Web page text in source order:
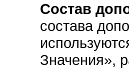
Состав
состава
Значения»,